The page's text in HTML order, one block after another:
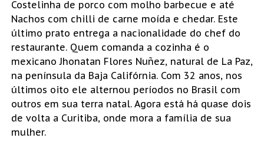
Costelinha de porco com molho barbecue e até
Nachos com chilli de carne moída e chedar. Este
último prato entrega a nacionalidade do chef do
restaurante. Quem comanda a cozinha é o
mexicano Jhonatan Flores Nuñez, natural de La Paz,
na península da Baja Califórnia. Com 32 anos, nos
últimos oito ele alternou períodos no Brasil com
outros em sua terra natal. Agora está há quase dois
de volta a Curitiba, onde mora a família de sua
mulher.